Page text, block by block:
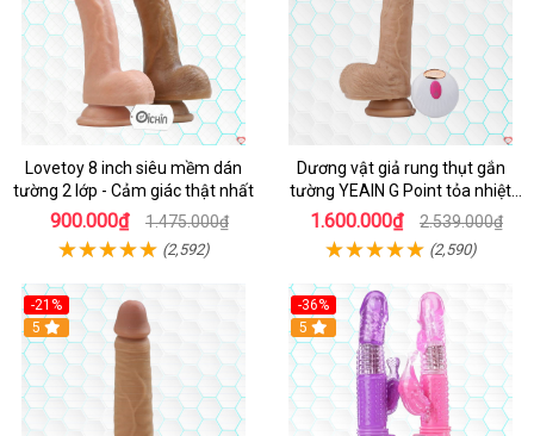
Lovetoy 8 inch siêu mềm dán
tường 2 lớp - Cảm giác thật nhất
900.000₫ 1.475.000₫
(2,592)
Dương vật giả rung thụt gắn
tường YEAIN G Point tỏa nhiệt
điều khiển từ xa
1.600.000₫ 2.539.000₫
(2,590)
-21%
Hot
5
-36%
Hot
5